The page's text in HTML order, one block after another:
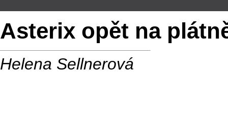
Asterix opět na
Helena Sellnerová